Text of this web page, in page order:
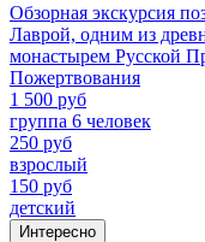
Обзорная экскурсия
Лаврой, одним из
монастырем Русской
Пожертвования
1 500 руб
группа 6 человек
250 руб
взрослый
150 руб
детский
Интересно